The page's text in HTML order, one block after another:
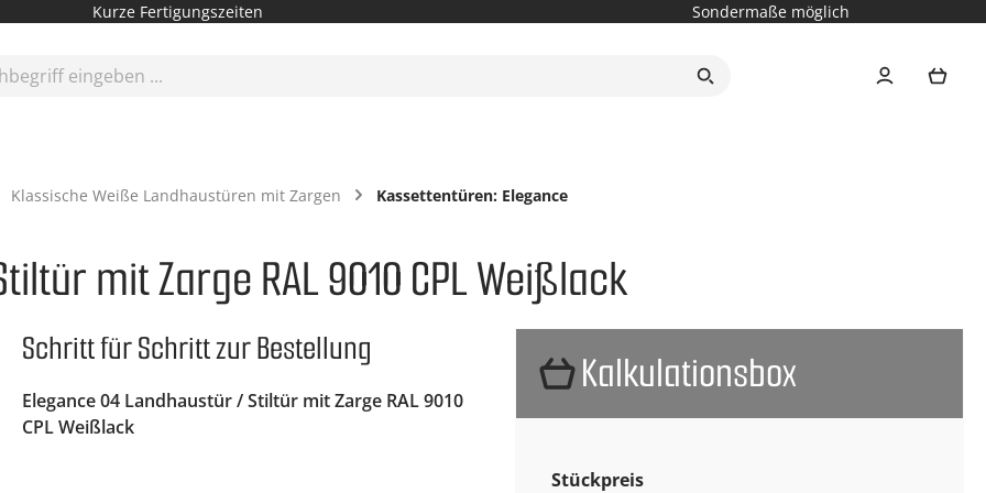
Kurze Fertigungszeiten Sondermaße möglich
Klassische Weiße Landhaustüren mit Zargen Kassettentüren: Elegance
mit Zarge RAL 9010 CPL Weißlack
Schritt für Schritt zur Bestellung
Elegance 04 Landhaustür / Stiltür mit Zarge RAL 9010
CPL Weißlack
Kalkulationsbox
Stückpreis